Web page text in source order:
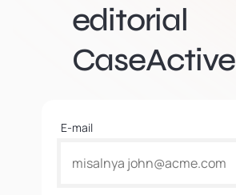
editorial
CaseActive
E-mail